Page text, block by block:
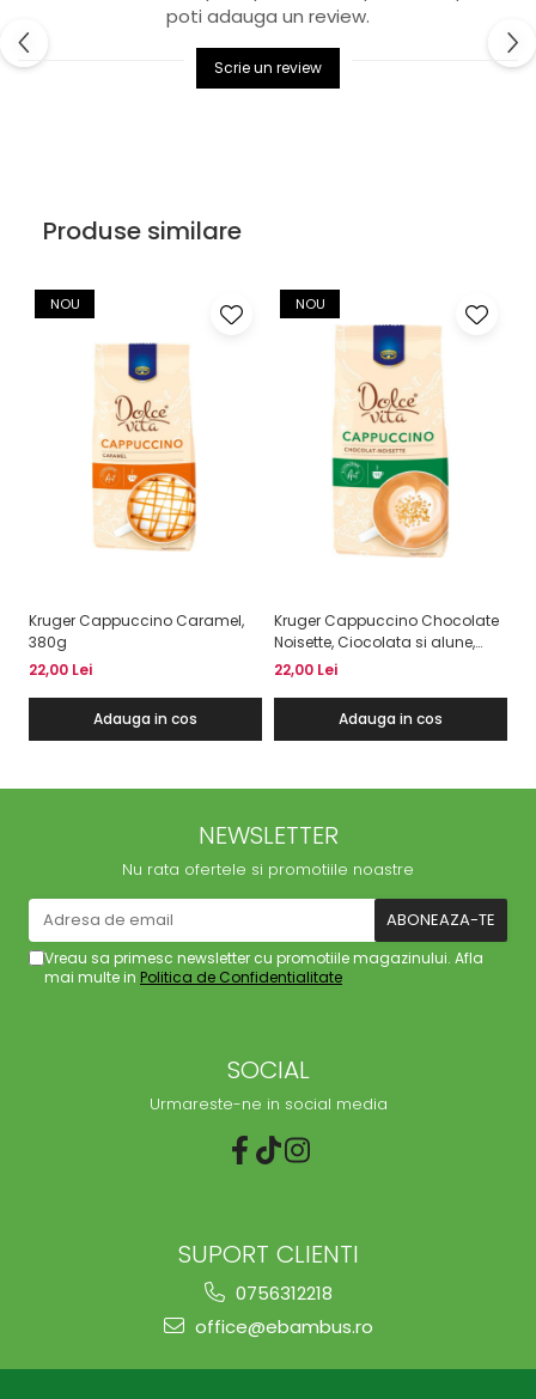
poti adauga un review.
Scrie un review
Produse similare
NOU
Kruger Cappuccino Caramel,
380g
22,00 Lei
Adauga in cos
NOU
Kruger Cappuccino Chocolate
Noisette, Ciocolata si alune,
380g
22,00 Lei
Adauga in cos
NEWSLETTER
Nu rata ofertele si promotiile noastre
Vreau sa primesc newsletter cu promotiile magazinului. Afla
mai multe in Politica de Confidentialitate
SOCIAL
Urmareste-ne in social media
SUPORT CLIENTI
0756312218
office@ebambus.ro